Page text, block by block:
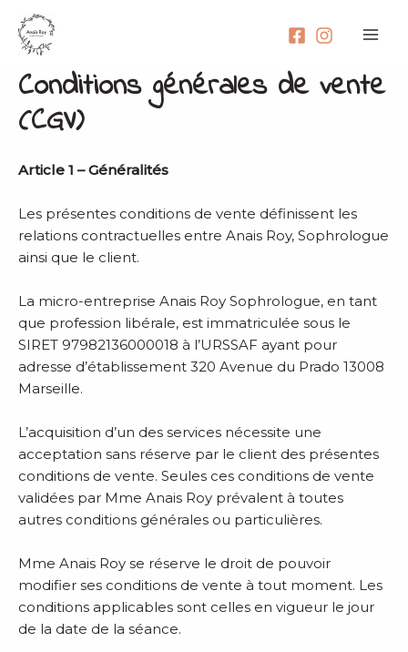
contenu
Conditions générales de vente
(CGV)
Article 1 – Généralités
Les présentes conditions de vente définissent les
relations contractuelles entre Anais Roy, Sophrologue
ainsi que le client.
La micro-entreprise Anais Roy Sophrologue, en tant
que profession libérale, est immatriculée sous le
SIRET 97982136000018 à l’URSSAF ayant pour
adresse d’établissement 320 Avenue du Prado 13008
Marseille.
L’acquisition d’un des services nécessite une
acceptation sans réserve par le client des présentes
conditions de vente. Seules ces conditions de vente
validées par Mme Anais Roy prévalent à toutes
autres conditions générales ou particulières.
Mme Anais Roy se réserve le droit de pouvoir
modifier ses conditions de vente à tout moment. Les
conditions applicables sont celles en vigueur le jour
de la date de la séance.